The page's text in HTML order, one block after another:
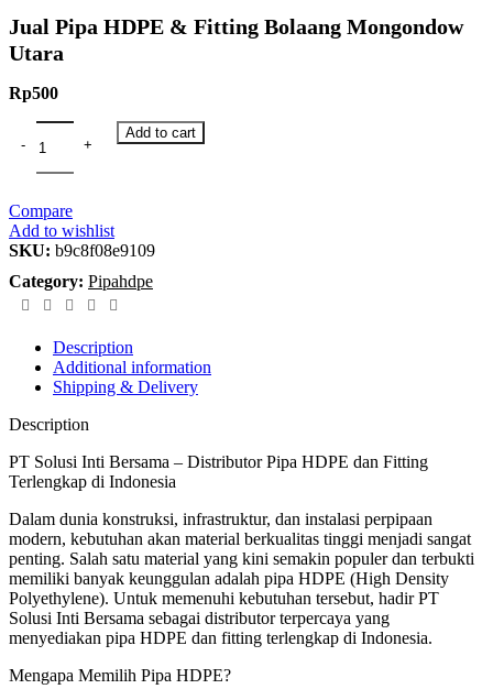
Jual Pipa HDPE & Fitting Bolaang Mongondow
Utara
Rp500
Add to cart
Compare
Add to wishlist
SKU: b9c8f08e9109
Category: Pipahdpe
Description
Additional information
Shipping & Delivery
Description
PT Solusi Inti Bersama – Distributor Pipa HDPE dan Fitting
Terlengkap di Indonesia
Dalam dunia konstruksi, infrastruktur, dan instalasi perpipaan
modern, kebutuhan akan material berkualitas tinggi menjadi sangat
penting. Salah satu material yang kini semakin populer dan terbukti
memiliki banyak keunggulan adalah pipa HDPE (High Density
Polyethylene). Untuk memenuhi kebutuhan tersebut, hadir PT
Solusi Inti Bersama sebagai distributor terpercaya yang
menyediakan pipa HDPE dan fitting terlengkap di Indonesia.
Mengapa Memilih Pipa HDPE?